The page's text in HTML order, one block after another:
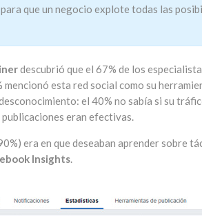
que un negocio explote todas las
descubrió que el 67% de los
esta red social como su
el 40% no sabía si su
eran efectivas.
era en que deseaban aprender sobre
Insights.